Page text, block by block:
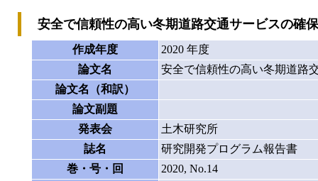
安全で信頼性の高い冬期道路交通サービスの確
作成年度
2020 年度
論文名
安全で信頼性の高い冬期道路
論文名（和訳）
論文副題
発表会
土木研究所
誌名
研究開発プログラム報告書
巻・号・回
2020, No.14